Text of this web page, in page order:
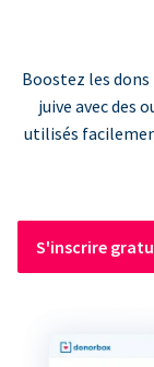
Boostez les
juive avec des
utilisés
S'inscrire